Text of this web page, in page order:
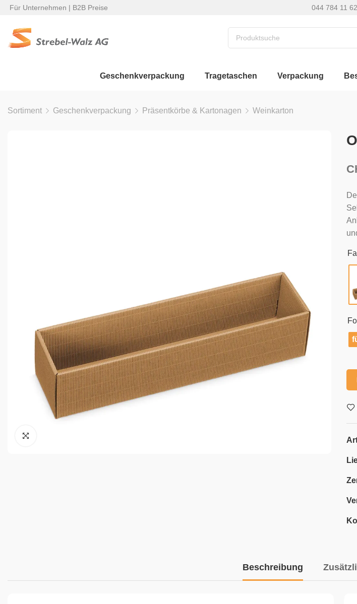
Für Unternehmen | B2B Preise 044 784 11 62
Geschenkverpackung Tragetaschen Verpackung
Sortiment Geschenkverpackung Präsentkörbe & Kartonagen Weinkarton
Beschreibung